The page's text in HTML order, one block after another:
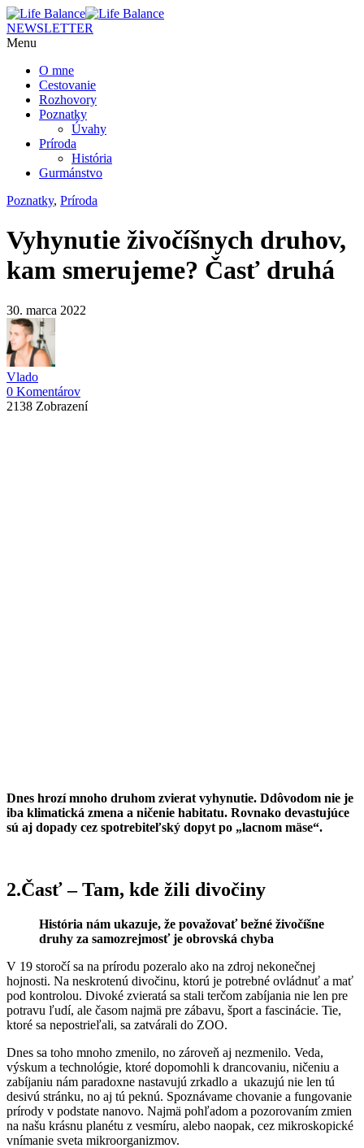
NEWSLETTER
Menu
O mne
Cestovanie
Rozhovory
Poznatky
Úvahy
Príroda
História
Gurmánstvo
Poznatky, Príroda
Vyhynutie živočíšnych druhov,
kam smerujeme? Časť druhá
30. marca 2022
Vlado
0 Komentárov
2138 Zobrazení
Dnes hrozí mnoho druhom zvierat vyhynutie. Ddôvodom nie je
iba klimatická zmena a ničenie habitatu. Rovnako devastujúce
sú aj dopady cez spotrebiteľský dopyt po „lacnom mäse“.
2.Časť – Tam, kde žili divočiny
História nám ukazuje, že považovať bežné živočíšne
druhy za samozrejmosť je obrovská chyba
V 19 storočí sa na prírodu pozeralo ako na zdroj nekonečnej
hojnosti. Na neskrotenú divočinu, ktorú je potrebné ovládnuť a mať
pod kontrolou. Divoké zvieratá sa stali terčom zabíjania nie len pre
potravu ľudí, ale časom najmä pre zábavu, šport a fascinácie. Tie,
ktoré sa nepostrieľali, sa zatvárali do ZOO.
Dnes sa toho mnoho zmenilo, no zároveň aj nezmenilo. Veda,
výskum a technológie, ktoré dopomohli k drancovaniu, ničeniu a
zabíjaniu nám paradoxne nastavujú zrkadlo a ukazujú nie len tú
desivú stránku, no aj tú peknú. Spoznávame chovanie a fungovanie
prírody v podstate nanovo. Najmä pohľadom a pozorovaním zmien
na našu krásnu planétu z vesmíru, alebo naopak, cez mikroskopické
vnímanie sveta mikroorganizmov.